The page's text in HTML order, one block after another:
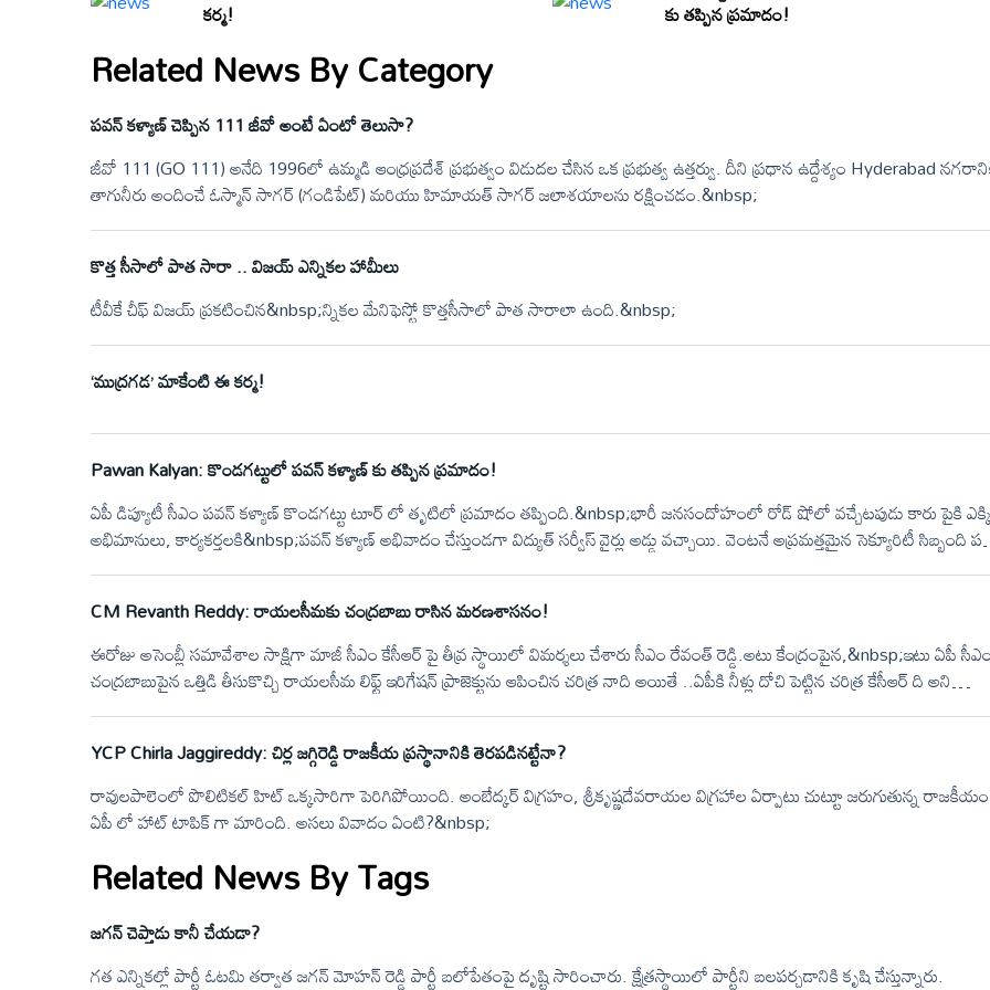
కర్మ! కు తప్పిన ప్రమాదం!
Related News By Category
పవన్ కళ్యాణ్ చెప్పిన 111 జీవో అంటే ఏంటో తెలుసా?
జీవో 111 (GO 111) అనేది 1996లో ఉమ్మడి ఆంధ్రప్రదేశ్ ప్రభుత్వం విడుదల చేసిన ఒక ప్రభుత్వ ఉత్తర్వు. దీని ప్రధాన ఉద్దేశ్యం Hyderabad
తాగునీరు అందించే ఓస్మాన్ సాగర్ (గండిపేట్) మరియు హిమాయత్ సాగర్ జలాశయాలను రక్షించడం.&nbsp;
కొత్త సీసాలో పాత సారా .. విజయ్ ఎన్నికల హామీలు
టీవీకే చీఫ్‌ విజయ్‌ ప్రకటించిన&nbsp;న్నికల మేనిఫెస్టో కొత్తసీసాలో పాత సారాలా ఉంది.&nbsp;
‘ముద్రగడ’ మాకేంటి ఈ కర్మ!
Pawan Kalyan: కొండగట్టులో పవన్ కళ్యాణ్ కు తప్పిన ప్రమాదం!
ఏపీ డిప్యూటీ సీఎం పవన్ కళ్యాణ్ కొండగట్టు టూర్ లో తృటిలో ప్రమాదం తప్పింది.&nbsp;భారీ జనసందోహంలో రోడ్ షోలో వచ్చేటపుడు కారు పైకి
అభిమానులు, కార్యకర్తలకి&nbsp;పవన్ కళ్యాణ్ అభివాదం చేస్తుండగా విద్యుత్ సర్వీస్ వైర్లు అడ్డు వచ్చాయి. వెంటనే అప్రమత్తమైన సెక్యూరిటీ సిబ్బంది
ను తప్పించారు. వెంటనే&nbsp;కారుపైన ఉన్నపవన్ పడుకుని తప్పుకోవడంతో తృటిలో ప్రమాదం తప్పింది.&nbsp;
CM Revanth Reddy: రాయలసీమకు చంద్రబాబు రాసిన మరణశాసనం!
ఈరోజు అసెంబ్లీ సమావేశాల సాక్షిగా మాజీ సీఎం కేసీఆర్ పై తీవ్ర స్థాయిలో విమర్శలు చేశారు సీఎం రేవంత్ రెడ్డి.అటు కేంద్రంపైన,&nbsp;ఇటు ఏపీ
చంద్రబాబుపైన ఒత్తిడి తీసుకొచ్చి రాయలసీమ లిఫ్ట్ ఇరిగేషన్ ప్రాజెక్టును ఆపించిన చరిత్ర నాది అయితే ..ఏపీకి నీళ్లు దోచి పెట్టిన చరిత్ర కేసీఆర్ ది అని
ధ్వజమెత్తారు.
YCP Chirla Jaggireddy: చిర్ల జగ్గిరెడ్డి రాజకీయ ప్రస్థానానికి తెరపడినట్టేనా?
రావులపాలెంలో పొలిటికల్ హిట్ ఒక్కసారిగా పెరిగిపోయింది. అంబేద్కర్ విగ్రహం, శ్రీకృష్ణదేవరాయల విగ్రహాల ఏర్పాటు చుట్టూ జరుగుతున్న రాజకీయం
ఏపీ లో హాట్ టాపిక్ గా మారింది. అసలు వివాదం ఏంటి?&nbsp;
Related News By Tags
జగన్ చెప్తాడు కానీ చేయడా?
గత ఎన్నికల్లో పార్టీ ఓటమి తర్వాత జగన్ మోహన్ రెడ్డి పార్టీ బలోపేతంపై దృష్టి సారించారు. క్షేత్రస్థాయిలో పార్టీని బలపర్చడానికి కృషి చేస్తున్నారు.